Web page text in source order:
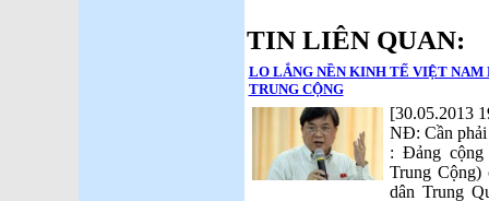
TIN LIÊN QUAN:
LO LẮNG NỀN KINH TẾ VIỆT NAM
TRUNG CỘNG
[30.05.2013
NĐ: Cần phải
: Đảng
Trung Cộng)
dân Trung